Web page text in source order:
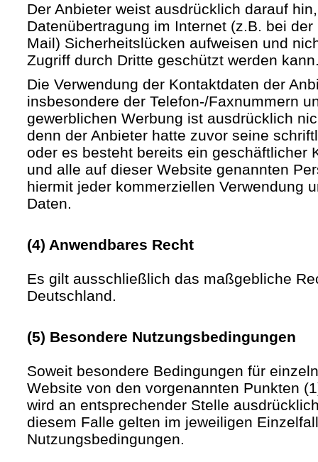
Der Anbieter weist ausdrücklich darauf
Datenübertragung im Internet (z.B. bei
Mail) Sicherheitslücken aufweisen und
Zugriff durch Dritte geschützt werden
Die Verwendung der Kontaktdaten der
insbesondere der Telefon-/Faxnummern
gewerblichen Werbung ist ausdrücklich
denn der Anbieter hatte zuvor seine
oder es besteht bereits ein geschäftlicher
und alle auf dieser Website genannten
hiermit jeder kommerziellen Verwendung
Daten.
(4) Anwendbares Recht
Es gilt ausschließlich das maßgebliche
Deutschland.
(5) Besondere Nutzungsbedingungen
Soweit besondere Bedingungen für
Website von den vorgenannten Punkten
wird an entsprechender Stelle
diesem Falle gelten im jeweiligen
Nutzungsbedingungen.